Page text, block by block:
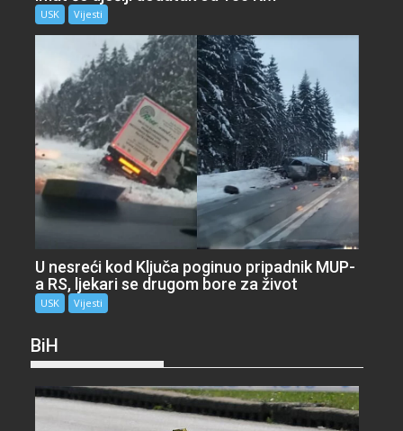
USK Vijesti
U nesreći kod Ključa poginuo pripadnik MUP-
a RS, ljekari se drugom bore za život
USK Vijesti
BiH